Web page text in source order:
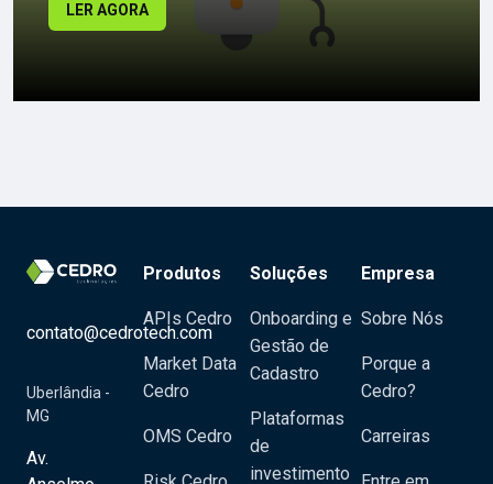
LER AGORA
contato@cedrotech.com
Uberlândia -
MG
Av.
Produtos
APIs Cedro
Market Data
Cedro
OMS Cedro
Soluções
Onboarding e
Gestão de
Cadastro
Plataformas
de
investimento
Empresa
Sobre Nós
Porque a
Cedro?
Carreiras